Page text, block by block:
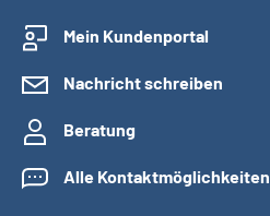
Mein Kundenportal
Nachricht schreiben
Beratung
Alle Kontaktmöglichkeiten